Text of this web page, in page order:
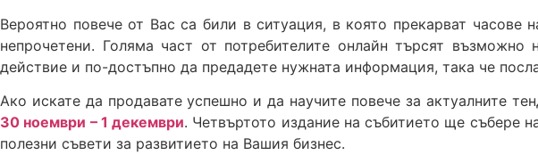
Вероятно повече от Вас са били в ситуация, в която прекарват
непрочетени. Голяма част от потребителите онлайн търсят
действие и по-достъпно да предадете нужната информация, така че
Ако искате да продавате успешно и да научите повече за актуалните
30 ноември – 1 декември. Четвъртото издание на събитието ще събере
полезни съвети за развитието на Вашия бизнес.